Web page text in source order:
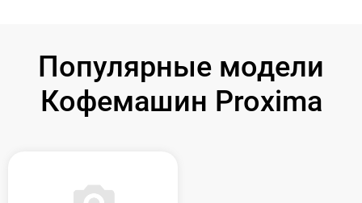
Популярные модели
Кофемашин Proxima